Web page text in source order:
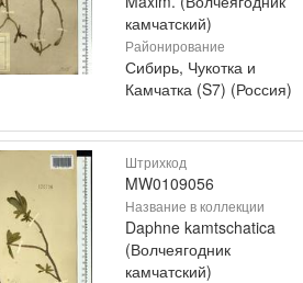
камчатский)
Районирование
Сибирь, Чукотка и
Камчатка (S7) (Россия)
Штрихкод
MW0109056
Название в коллекции
Daphne kamtschatica
(Волчеягодник
камчатский)